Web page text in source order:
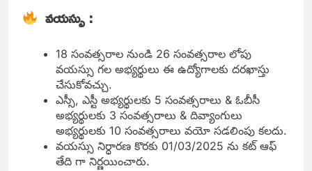
వయస్సు :
18 సంవత్సరాల నుండి 26 సంవత్సరాల లోపు
వయస్సు గల అభ్యర్థులు ఈ ఉద్యోగాలకు దరఖాస్తు
చేసుకోవచ్చు.
ఎస్సీ, ఎస్టీ అభ్యర్థులకు 5 సంవత్సరాలు & ఓబీసీ
అభ్యర్థులకు 3 సంవత్సరాలు & దివ్యాంగులు
అభ్యర్థులకు 10 సంవత్సరాలు వయో సడలింపు కలదు.
వయస్సు నిర్ధారణ కొరకు 01/03/2025 ను కట్ ఆఫ్
తేది గా నిర్ణయించారు.